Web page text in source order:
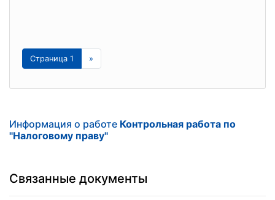
Страница 1 »
Информация о работе Контрольная работа по
"Налоговому праву"
Связанные документы